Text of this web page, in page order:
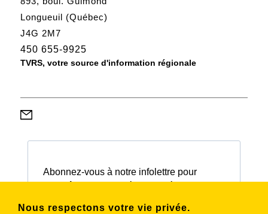
Nous respectons votre vie privée.
Longueuil (Québec)
J4G 2M7
450 655-9925
TVRS, votre source d'information régionale
Abonnez-vous à notre infolettre pour